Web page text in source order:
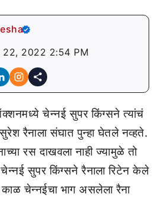
22, 2022 2:54 PM
चेन्नई सुपर किंग्सने त्यांचं
रैनाला संघात पुन्हा घेतले नव्हते.
रस दाखवला नाही ज्यामुळे तो
सुपर किंग्सने रैनाला रिटेन केले
चेन्नईचा भाग असलेला रैना